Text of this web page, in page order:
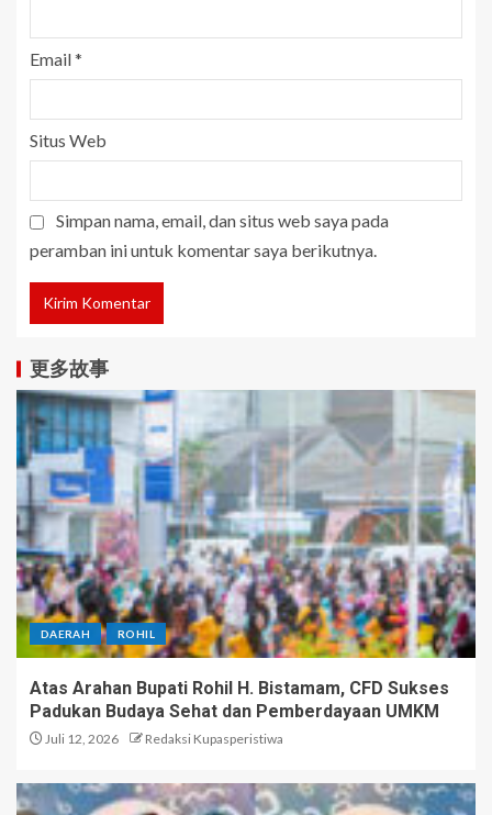
Email*
Situs Web
Simpan nama, email, dan situs web saya pada
peramban ini untuk komentar saya berikutnya.
更多故事
DAERAH ROHIL
Atas Arahan Bupati Rohil H. Bistamam, CFD Sukses
Padukan Budaya Sehat dan Pemberdayaan UMKM
Juli 12, 2026 Redaksi Kupasperistiwa